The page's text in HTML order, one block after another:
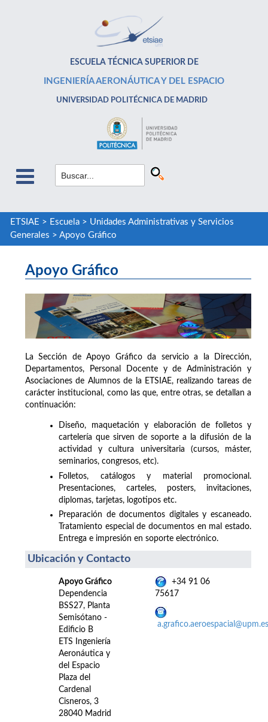
ESCUELA TÉCNICA SUPERIOR DE
INGENIERÍA AERONÁUTICA Y DEL ESPACIO
UNIVERSIDAD POLITÉCNICA DE MADRID
ETSIAE > Escuela> Unidades Administrativas y Servicios
Generales > Apoyo Gráfico
Apoyo Gráfico
La Sección de Apoyo Gráfico da servicio a la Dirección,
Departamentos, Personal Docente y de Administración y
Asociaciones de Alumnos de la ETSIAE, realizando tareas de
carácter institucional, como las que, entre otras, se detallan a
continuación:
Diseño, maquetación y elaboración de folletos y
cartelería que sirven de soporte a la difusión de la
actividad y cultura universitaria (cursos, máster,
seminarios, congresos, etc).
Folletos, catálogos y material promocional.
Presentaciones, carteles, posters, invitaciones,
diplomas, tarjetas, logotipos etc.
Preparación de documentos digitales y escaneado.
Tratamiento especial de documentos en mal estado.
Entrega e impresión en soporte electrónico.
Ubicación y Contacto
Apoyo Gráfico
Dependencia
BSS27, Planta
Semisótano -
Edificio B
ETS Ingeniería
Aeronáutica y
del Espacio
Plaza del
Cardenal
Cisneros, 3
28040 Madrid
+34 91 06
75617
a.grafico.aeroespacial@upm.es